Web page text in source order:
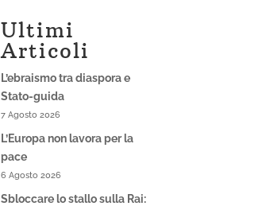
Ultimi
Articoli
L’ebraismo tra diaspora e
Stato-guida
7 Agosto 2026
L’Europa non lavora per la
pace
6 Agosto 2026
Sbloccare lo stallo sulla Rai: